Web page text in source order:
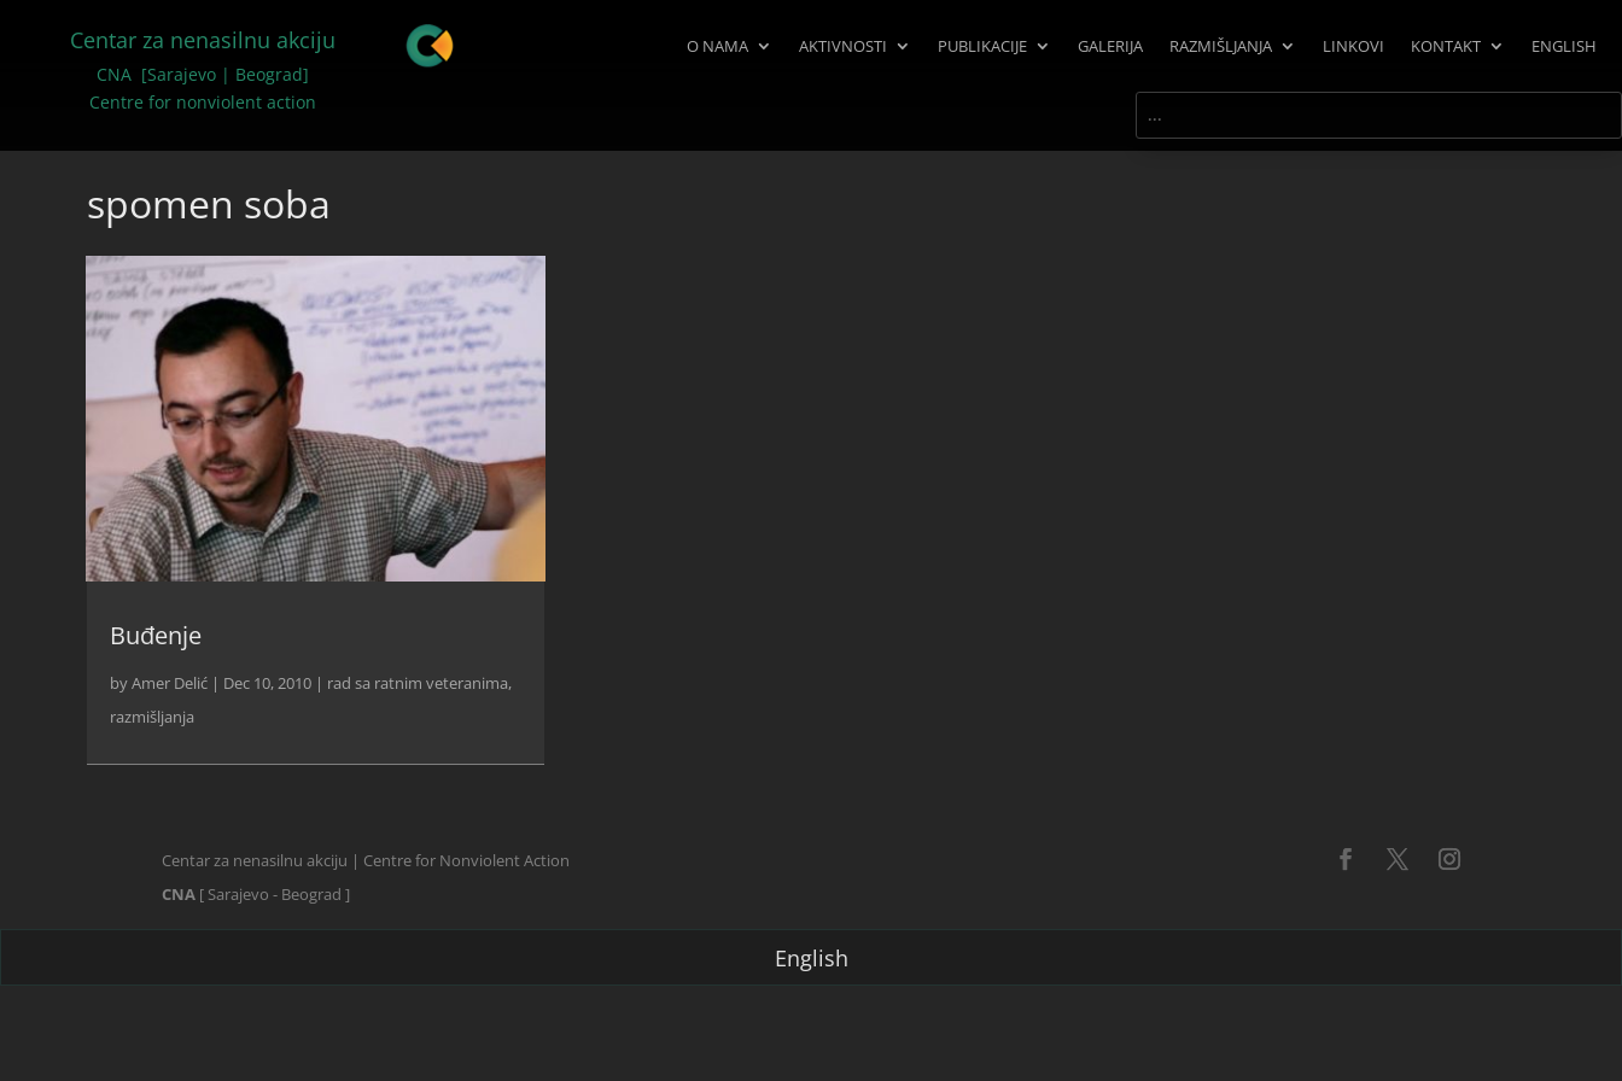
Centar za nenasilnu akciju
CNA [Sarajevo | Beograd]
Centre for nonviolent action
O NAMA AKTIVNOSTI PUBLIKACIJE GALERIJA RAZMIŠLJANJA LINKOVI KONTAKT ENGLISH
spomen soba
Buđenje
byAmer Delić | Dec 10, 2010 | rad sa ratnim veteranima,
razmišljanja
Centar za nenasilnu akciju | Centre for Nonviolent Action
CNA [ Sarajevo - Beograd ]
English